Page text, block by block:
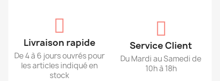
Livraison rapide
De 4 à 6 jours ouvrés pour
les articles indiqué en
stock
Service Client
Du Mardi au Samedi de
10h à 18h